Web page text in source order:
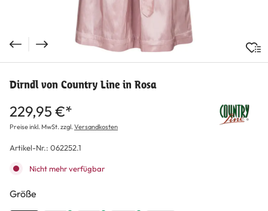
Dirndl von Country Line in Rosa
229,95 €*
Preise inkl. MwSt. zzgl.Versandkosten
Artikel-Nr.: 062252.1
Nicht mehr verfügbar
Größe